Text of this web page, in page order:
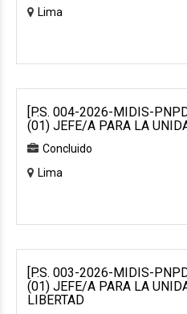
Lima
[P.S. 004-2026-MIDIS-
(01) JEFE/A PARA LA
Concluido
Lima
[P.S. 003-2026-MIDIS-
(01) JEFE/A PARA LA
LIBERTAD